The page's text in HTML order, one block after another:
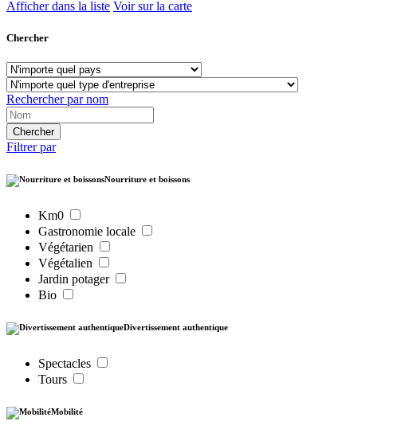
Afficher dans la liste Voir sur la carte
Chercher
Rechercher par nom
Filtrer par
Nourriture et boissons
Km0
Gastronomie locale
Végétarien
Végétalien
Jardin potager
Bio
Divertissement authentique
Spectacles
Tours
Mobilité